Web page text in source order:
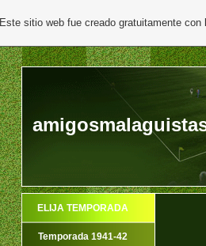
ELIJA TEMPORADA
Temporada 1941-42
Este sitio web fue creado gratuitamente con